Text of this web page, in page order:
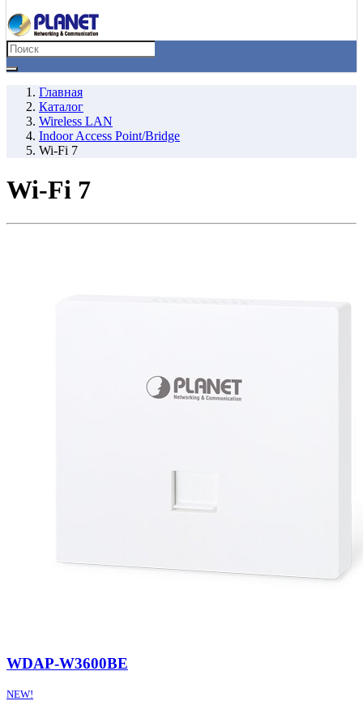
Главная
Каталог
Wireless LAN
Indoor Access Point/Bridge
Wi-Fi 7
Wi-Fi 7
WDAP-W3600BE
NEW!